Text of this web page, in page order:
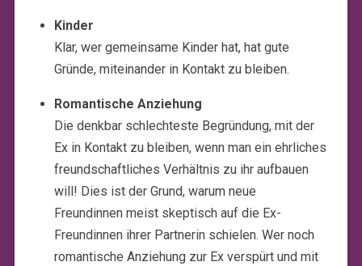
Kinder
Klar, wer gemeinsame Kinder hat, hat gute
Gründe, miteinander in Kontakt zu bleiben.
Romantische Anziehung
Die denkbar schlechteste Begründung, mit der
Ex in Kontakt zu bleiben, wenn man ein ehrliches
freundschaftliches Verhältnis zu ihr aufbauen
will! Dies ist der Grund, warum neue
Freundinnen meist skeptisch auf die Ex-
Freundinnen ihrer Partnerin schielen. Wer noch
romantische Anziehung zur Ex verspürt und mit